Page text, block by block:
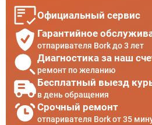
Официальный сервис
Гарантийное
отпаривателя Bork до 3 лет
Диагностика за наш
ремонт по желанию
Бесплатный выезд
в день обращения
Срочный ремонт
отпаривателя Bork от 35